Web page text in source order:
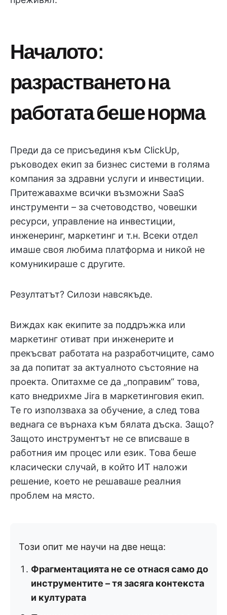
Началото:
разрастването на
работата беше норма
Преди да се присъединя към ClickUp,
ръководех екип за бизнес системи в голяма
компания за здравни услуги и инвестиции.
Притежавахме всички възможни SaaS
инструменти – за счетоводство, човешки
ресурси, управление на инвестиции,
инженеринг, маркетинг и т.н. Всеки отдел
имаше своя любима платформа и никой не
комуникираше с другите.
Резултатът? Силози навсякъде.
Виждах как екипите за поддръжка или
маркетинг отиват при инженерите и
прекъсват работата на разработчиците, само
за да попитат за актуалното състояние на
проекта. Опитахме се да „поправим“ това,
като внедрихме Jira в маркетинговия екип.
Те го използваха за обучение, а след това
веднага се върнаха към бялата дъска. Защо?
Защото инструментът не се вписваше в
работния им процес или език. Това беше
класически случай, в който ИТ наложи
решение, което не решаваше реалния
проблем на място.
Този опит ме научи на две неща:
Фрагментацията не се отнася само до
инструментите – тя засяга контекста
и културата